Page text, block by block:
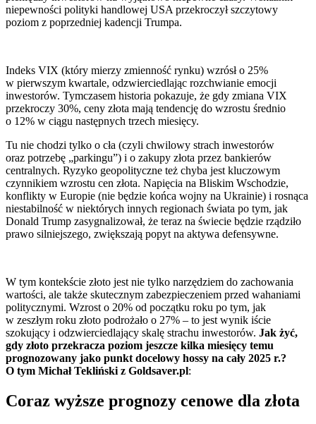
niepewności polityki handlowej USA przekroczył szczytowy
poziom z poprzedniej kadencji Trumpa.
Indeks VIX (który mierzy zmienność rynku) wzrósł o 25%
w pierwszym kwartale, odzwierciedlając rozchwianie emocji
inwestorów. Tymczasem historia pokazuje, że gdy zmiana VIX
przekroczy 30%, ceny złota mają tendencję do wzrostu średnio
o 12% w ciągu następnych trzech miesięcy.
Tu nie chodzi tylko o cła (czyli chwilowy strach inwestorów
oraz potrzebę „parkingu”) i o zakupy złota przez bankierów
centralnych. Ryzyko geopolityczne też chyba jest kluczowym
czynnikiem wzrostu cen złota. Napięcia na Bliskim Wschodzie,
konflikty w Europie (nie będzie końca wojny na Ukrainie) i rosnąca
niestabilność w niektórych innych regionach świata po tym, jak
Donald Trump zasygnalizował, że teraz na świecie będzie rządziło
prawo silniejszego, zwiększają popyt na aktywa defensywne.
W tym kontekście złoto jest nie tylko narzędziem do zachowania
wartości, ale także skutecznym zabezpieczeniem przed wahaniami
politycznymi. Wzrost o 20% od początku roku po tym, jak
w zeszłym roku złoto podrożało o 27% – to jest wynik iście
szokujący i odzwierciedlający skalę strachu inwestorów. Jak żyć,
gdy złoto przekracza poziom jeszcze kilka miesięcy temu
prognozowany jako punkt docelowy hossy na cały 2025 r.?
O tym Michał Tekliński z Goldsaver.pl:
Coraz wyższe prognozy cenowe dla złota